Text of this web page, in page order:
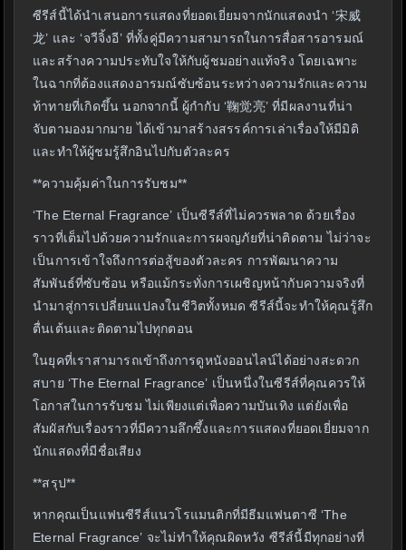
ซีรีส์นี้ได้นำเสนอการแสดงที่ยอดเยี่ยมจากนักแสดงนำ ‘宋威
龙’ และ ‘จวีจิ้งอี’ ที่ทั้งคู่มีความสามารถในการสื่อสารอารมณ์
และสร้างความประทับใจให้กับผู้ชมอย่างแท้จริง โดยเฉพาะ
ในฉากที่ต้องแสดงอารมณ์ซับซ้อนระหว่างความรักและความ
ท้าทายที่เกิดขึ้น นอกจากนี้ ผู้กำกับ ‘鞠觉亮’ ที่มีผลงานที่น่า
จับตามองมากมาย ได้เข้ามาสร้างสรรค์การเล่าเรื่องให้มีมิติ
และทำให้ผู้ชมรู้สึกอินไปกับตัวละคร
**ความคุ้มค่าในการรับชม**
‘The Eternal Fragrance’ เป็นซีรีส์ที่ไม่ควรพลาด ด้วยเรื่อง
ราวที่เต็มไปด้วยความรักและการผจญภัยที่น่าติดตาม ไม่ว่าจะ
เป็นการเข้าใจถึงการต่อสู้ของตัวละคร การพัฒนาความ
สัมพันธ์ที่ซับซ้อน หรือแม้กระทั่งการเผชิญหน้ากับความจริงที่
นำมาสู่การเปลี่ยนแปลงในชีวิตทั้งหมด ซีรีส์นี้จะทำให้คุณรู้สึก
ตื่นเต้นและติดตามไปทุกตอน
ในยุคที่เราสามารถเข้าถึงการดูหนังออนไลน์ได้อย่างสะดวก
สบาย ‘The Eternal Fragrance’ เป็นหนึ่งในซีรีส์ที่คุณควรให้
โอกาสในการรับชม ไม่เพียงแต่เพื่อความบันเทิง แต่ยังเพื่อ
สัมผัสกับเรื่องราวที่มีความลึกซึ้งและการแสดงที่ยอดเยี่ยมจาก
นักแสดงที่มีชื่อเสียง
**สรุป**
หากคุณเป็นแฟนซีรีส์แนวโรแมนติกที่มีธีมแฟนตาซี ‘The
Eternal Fragrance’ จะไม่ทำให้คุณผิดหวัง ซีรีส์นี้มีทุกอย่างที่